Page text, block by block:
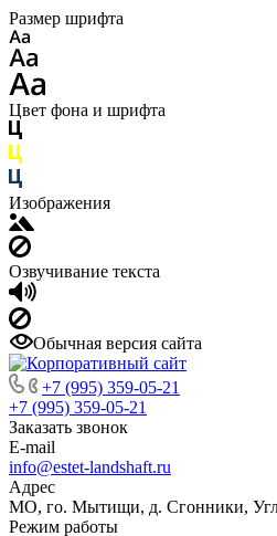
Размер шрифта
Цвет фона и шрифта
Изображения
Озвучивание текста
Обычная версия сайта
+7 (995) 359-05-21
+7 (995) 359-05-21
Заказать звонок
E-mail
info@estet-landshaft.ru
Адрес
МО, го. Мытищи, д. Сгонники,
Режим работы